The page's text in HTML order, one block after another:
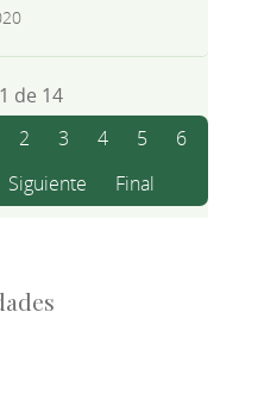
de 14
2 3 4 5
6
Siguiente Final